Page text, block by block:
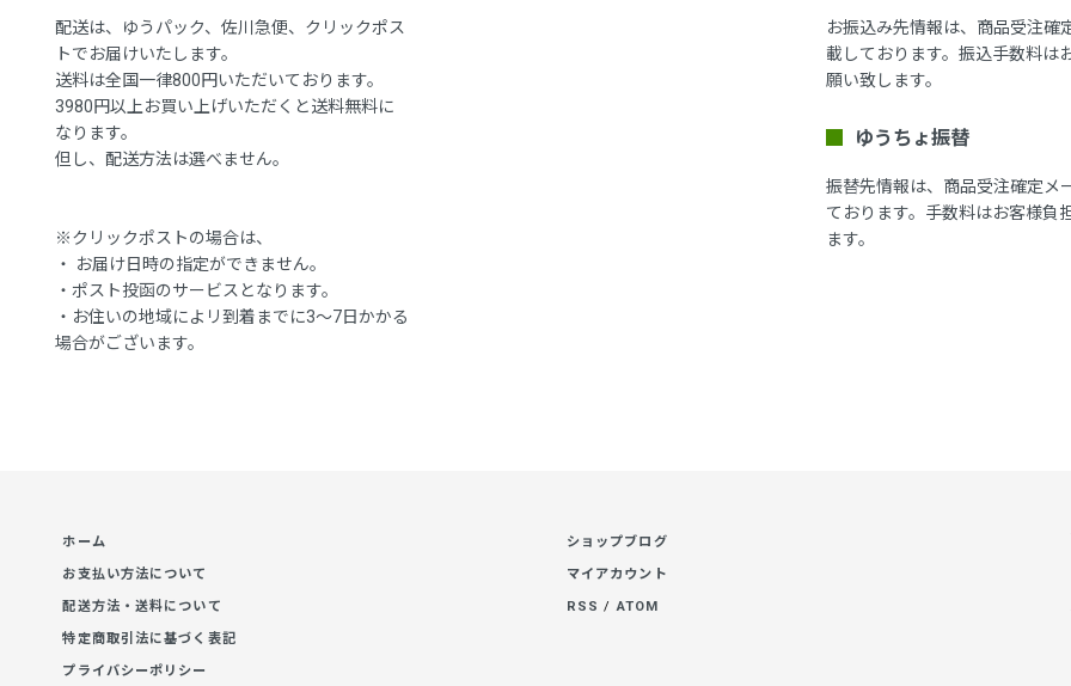
配送は、ゆうパック、佐川急便、クリックポス
トでお届けいたします。
送料は全国一律800円いただいております。
3980円以上お買い上げいただくと送料無料に
なります。
但し、配送方法は選べません。
※クリックポストの場合は、
・ お届け日時の指定ができません。
・ポスト投函のサービスとなります。
・お住いの地域によリ到着までに3～7日かかる
場合がございます。
お振込み先情報は、商品受注確
載しております。振込手数料は
願い致します。
ゆうちょ振替
振替先情報は、商品受注確定メ
ております。手数料はお客様負
ます。
ホーム
お支払い方法について
配送方法・送料について
特定商取引法に基づく表記
プライバシーポリシー
ショップブログ
マイアカウント
RSS /ATOM